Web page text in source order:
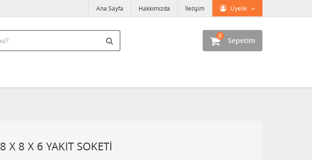
Üyelik
Ana Sayfa Hakkımızda İletişim
Sepetim
0
8 X 8 X 6 YAKIT SOKETİ